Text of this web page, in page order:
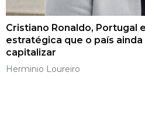
Cristiano Ronaldo, Portugal
estratégica que o país
capitalizar
Herminio Loureiro